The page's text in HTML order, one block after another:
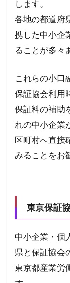
します。
各地の都道府
携した中小企
ることが多々
これらの小口
保証協会利用
保証料の補助
れの中小企業
区町村へ直接
みることをお
東京保証
中小企業・個
県と保証協会
東京都産業労